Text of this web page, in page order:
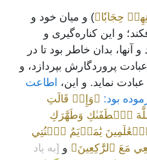
حِجَابٗا﴾) و میان خود و
و این کناره‌گیری و
بدان خاطر بود تا در
پروردگارش بپردازد، و
نماید. و این، اطاعت
بود: ﴿وَإِذۡ قَالَتِ
ٱصۡطَفَىٰكِ وَطَهَّرَكِ
يَٰمَرۡيَمُ ٱقۡنُتِي
مَعَ ٱلرَّٰكِعِينَ﴾ و [به یاد